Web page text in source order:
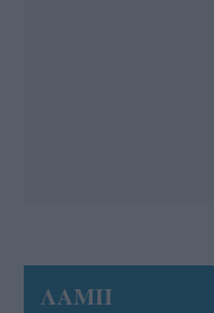
ΛΑΜΠ